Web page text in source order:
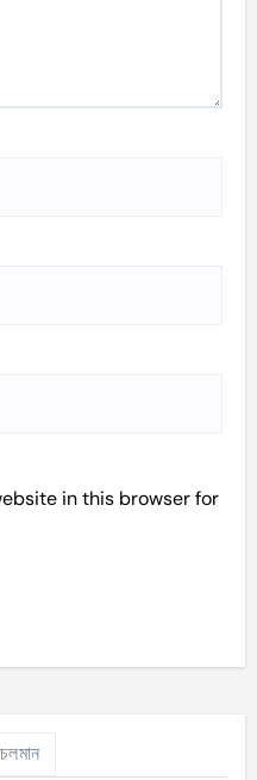
in this browser for
চলমান